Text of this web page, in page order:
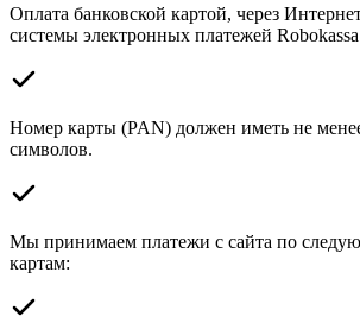
Оплата банковской картой, через
системы электронных платежей
Номер карты (PAN) должен иметь не
символов.
Мы принимаем платежи с сайта по
картам: